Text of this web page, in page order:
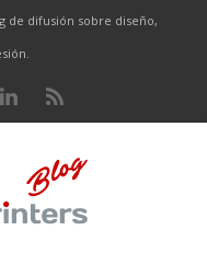
de difusión sobre diseño,